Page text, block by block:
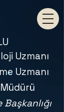
Uzmanı
Uzmanı